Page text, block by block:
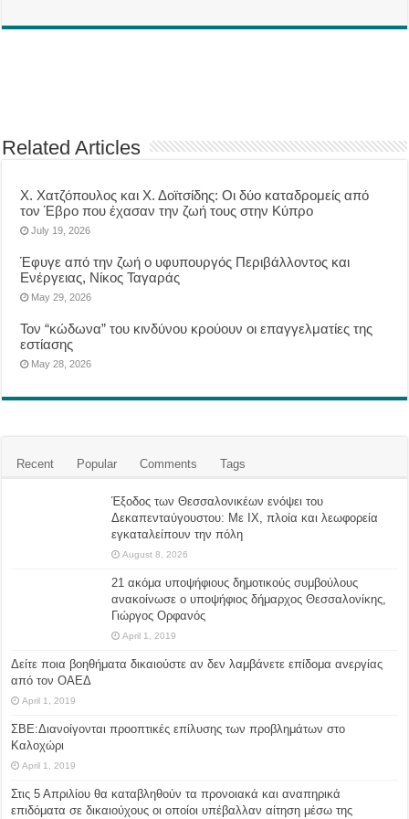
Related Articles
Χ. Χατζόπουλος και Χ. Δοϊτσίδης: Οι δύο καταδρομείς από
τον Έβρο που έχασαν την ζωή τους στην Κύπρο
July 19, 2026
Έφυγε από την ζωή ο υφυπουργός Περιβάλλοντος και
Ενέργειας, Νίκος Ταγαράς
May 29, 2026
Τον “κώδωνα” του κινδύνου κρούουν οι επαγγελματίες της
εστίασης
May 28, 2026
Recent Popular Comments Tags
Έξοδος των Θεσσαλονικέων ενόψει του
Δεκαπενταύγουστου: Με ΙΧ, πλοία και λεωφορεία
εγκαταλείπουν την πόλη
August 8, 2026
21 ακόμα υποψήφιους δημοτικούς συμβούλους
ανακοίνωσε ο υποψήφιος δήμαρχος Θεσσαλονίκης,
Γιώργος Ορφανός
April 1, 2019
Δείτε ποια βοηθήματα δικαιούστε αν δεν λαμβάνετε επίδομα ανεργίας
από τον ΟΑΕΔ
April 1, 2019
ΣΒΕ:Διανοίγονται προοπτικές επίλυσης των προβλημάτων στο
Καλοχώρι
April 1, 2019
Στις 5 Απριλίου θα καταβληθούν τα προνοιακά και αναπηρικά
επιδόματα σε δικαιούχους οι οποίοι υπέβαλλαν αίτηση μέσω της